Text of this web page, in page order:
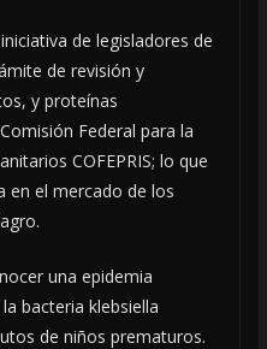
de legisladores de
de revisión y
y proteínas
Federal para la
COFEPRIS; lo que
en el mercado de los
una epidemia
bacteria klebsiella
de niños prematuros.